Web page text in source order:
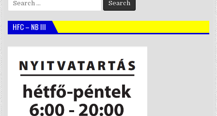
HFC – NB III